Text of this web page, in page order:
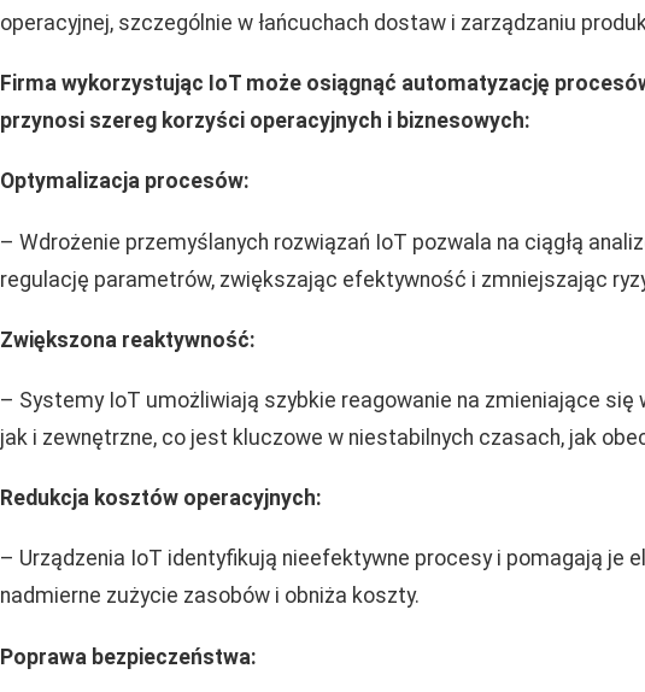
operacyjnej, szczególnie w łańcuchach dostaw i zarządzaniu
Firma wykorzystując IoT może osiągnąć automatyzację
przynosi szereg korzyści operacyjnych i biznesowych:
Optymalizacja procesów:
– Wdrożenie przemyślanych rozwiązań IoT pozwala na ciągłą
regulację parametrów, zwiększając efektywność i zmniejszając
Zwiększona reaktywność:
– Systemy IoT umożliwiają szybkie reagowanie na zmieniające się
jak i zewnętrzne, co jest kluczowe w niestabilnych czasach, jak
Redukcja kosztów operacyjnych:
– Urządzenia IoT identyfikują nieefektywne procesy i pomagają je
nadmierne zużycie zasobów i obniża koszty.
Poprawa bezpieczeństwa: